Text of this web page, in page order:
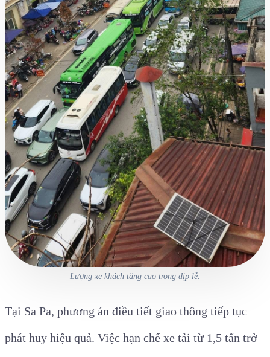
Lượng xe khách tăng cao trong dịp lễ.
Tại Sa Pa, phương án điều tiết giao thông tiếp tục
phát huy hiệu quả. Việc hạn chế xe tải từ 1,5 tấn trở